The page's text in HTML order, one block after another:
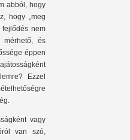
abból, hogy
hogy „meg
fejlődés nem
mérhető, és
éppen
Ezzel
vagy
van szó,